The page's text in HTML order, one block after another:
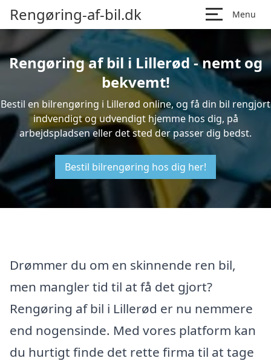
Rengøring-af-bil.dk Menu
Rengøring af bil i Lillerød - nemt og
bekvemt!
Bestil en bilrengøring i Lillerød online, og få din bil rengjort
indvendigt og udvendigt hjemme hos dig, på
arbejdspladsen eller det sted der passer dig bedst.
Bestil bilrengøring hos dig her!
Drømmer du om en skinnende ren bil,
men mangler tid til at få det gjort?
Rengøring af bil i Lillerød er nu nemmere
end nogensinde. Med vores platform kan
du hurtigt finde det rette firma til at tage